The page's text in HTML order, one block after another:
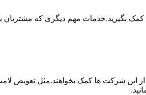
بگیرید.خدمات مهم دیگری که مشتریان
شرکت ها کمک بخواهند.مثل تعویض لامپ